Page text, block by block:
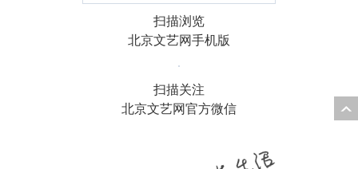
扫描浏览
北京文艺网手机版
扫描关注
北京文艺网官方微信